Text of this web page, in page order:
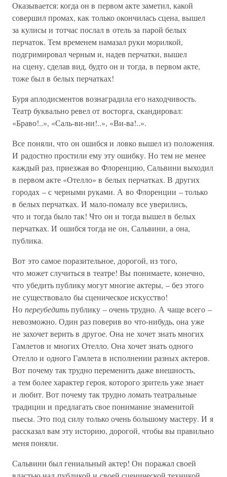
Оказывается: когда он в первом акте заметил, какой
совершил промах, как только окончилась сцена, вышел
за кулисы и тотчас послал в отель за парой белых
перчаток. Тем временем намазал руки морилкой,
подгримировал черным и, надев перчатки, вышел
на сцену, сделав вид, будто он и тогда, в первом акте,
тоже был в белых перчатках!
Буря аплодисментов вознаградила его находчивость.
Театр буквально ревел от восторга, скандировал:
«Браво!..», «Саль-ви-ни!..», «Ви-ва!..».
Все поняли, что он ошибся и ловко вышел из положения.
И радостно простили ему эту ошибку. Но тем не менее
каждый раз, приезжая во Флоренцию, Сальвини выходил
в первом акте «Отелло» в белых перчатках. В других
городах – с черными руками. А во Флоренции – только
в белых перчатках. И мало-помалу все уверились,
что и тогда было так! Что он и тогда вышел в белых
перчатках. И ошибся тогда не он, Сальвини, а она,
публика.
Вот это самое поразительное, дорогой, из того,
что может случиться в театре! Вы понимаете, конечно,
что убедить публику могут многие актеры, – без этого
не существовало бы сценическое искусство!
Но переубедитьпублику – очень трудно. А чаще всего –
невозможно. Один раз поверив во что-нибудь, она уже
не захочет верить в другое. Она не хочет знать многих
Гамлетов и многих Отелло. Она хочет знать одного
Отелло и одного Гамлета в исполнении разных актеров.
Вот почему так трудно переменить даже внешность,
а тем более характер героя, которого зритель уже знает
и любит. Вот почему так трудно ломать театральные
традиции и предлагать свое понимание знаменитой
пьесы. Это под силу только очень большому мастеру. И я
рассказал вам эту историю, дорогой, чтобы вы правильно
меня поняли.
Сальвини был гениальный актер! Он поражал своей